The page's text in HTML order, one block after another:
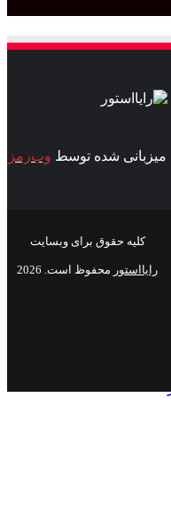
برای
میزبانی شده توسط وب‌رمز
کلیه حقوق برای وبسایت
رایااستور محفوظ است. 2026